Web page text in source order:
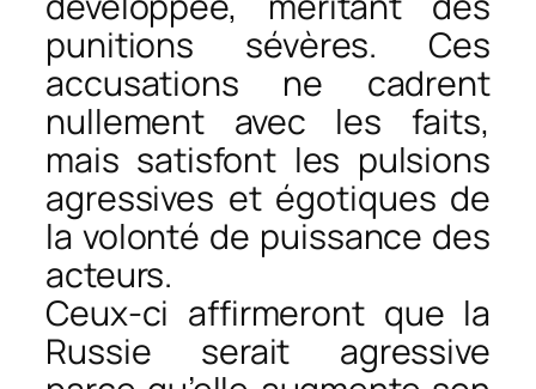
punitions sévères. Ces
accusations ne cadrent
nullement avec les faits,
mais satisfont les pulsions
agressives et égotiques de
la volonté de puissance des
acteurs.
Ceux-ci affirmeront que la
Russie serait agressive